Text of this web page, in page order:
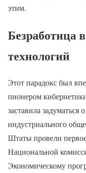
этим.
Безработица
технологий
Этот парадокс был
пионером
заставила задуматься
индустриального
Штаты провели
Национальной
Экономическому